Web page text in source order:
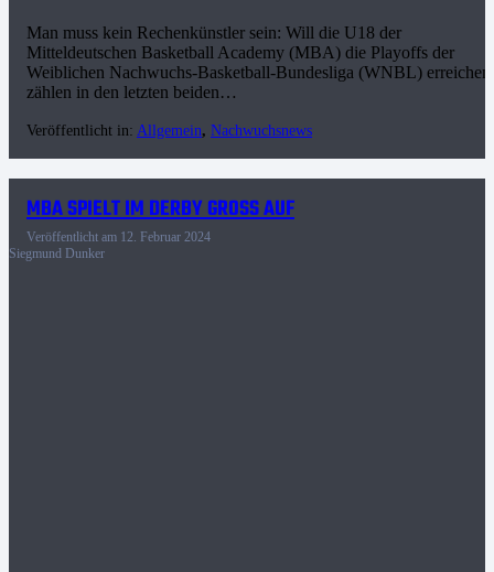
Man muss kein Rechenkünstler sein: Will die U18 der
Mitteldeutschen Basketball Academy (MBA) die Playoffs der
Weiblichen Nachwuchs-Basketball-Bundesliga (WNBL) erreichen,
zählen in den letzten beiden…
Veröffentlicht in: Allgemein, Nachwuchsnews
MBA SPIELT IM DERBY GROSS AUF
Veröffentlicht am 12. Februar 2024
Siegmund Dunker